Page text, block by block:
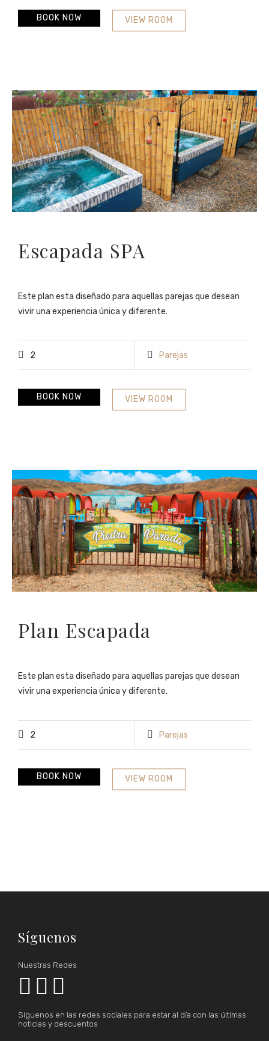
VIEW ROOM
BOOK NOW
Escapada SPA
Este plan esta diseñado para aquellas parejas que desean
vivir una experiencia única y diferente.
2 Parejas
VIEW ROOM
BOOK NOW
Plan Escapada
Este plan esta diseñado para aquellas parejas que desean
vivir una experiencia única y diferente.
2 Parejas
VIEW ROOM
BOOK NOW
Síguenos
Nuestras Redes
  
Síguenos en las redes sociales para estar al día con las últimas
noticias y descuentos